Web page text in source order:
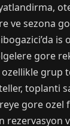
ve sezona
is
gore
grup
toplanti
gore ozel
rezervasyon